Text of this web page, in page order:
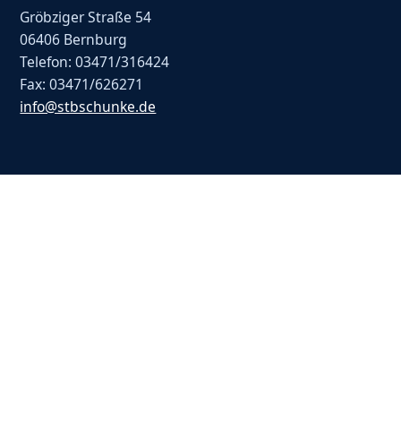
Gröbziger Straße 54
06406 Bernburg
Telefon: 03471/316424
Fax: 03471/626271
info@stbschunke.de